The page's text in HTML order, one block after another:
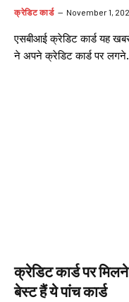
क्रेडिट कार्ड November 1,
एसबीआई क्रेडिट कार्ड यह
ने अपने क्रेडिट कार्ड पर
क्रेडिट कार्ड पर
बेस्ट हैं ये पांच कार्ड